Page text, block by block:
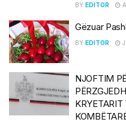
BY EDITOR
Gëzuar
BY EDITOR
NJOFTIM